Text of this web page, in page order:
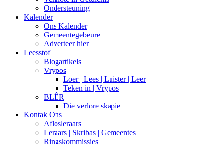
Ondersteuning
Kalender
Ons Kalender
Gemeentegebeure
Adverteer hier
Leesstof
Blogartikels
Vrypos
Loer | Lees | Luister | Leer
Teken in | Vrypos
BLÊR
Die verlore skapie
Kontak Ons
Aflosleraars
Leraars | Skribas | Gemeentes
Ringskommissies